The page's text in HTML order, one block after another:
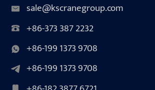
sale@kscranegroup.com
+86-373 387 2232
+86-199 1373 9708
+86-199 1373 9708